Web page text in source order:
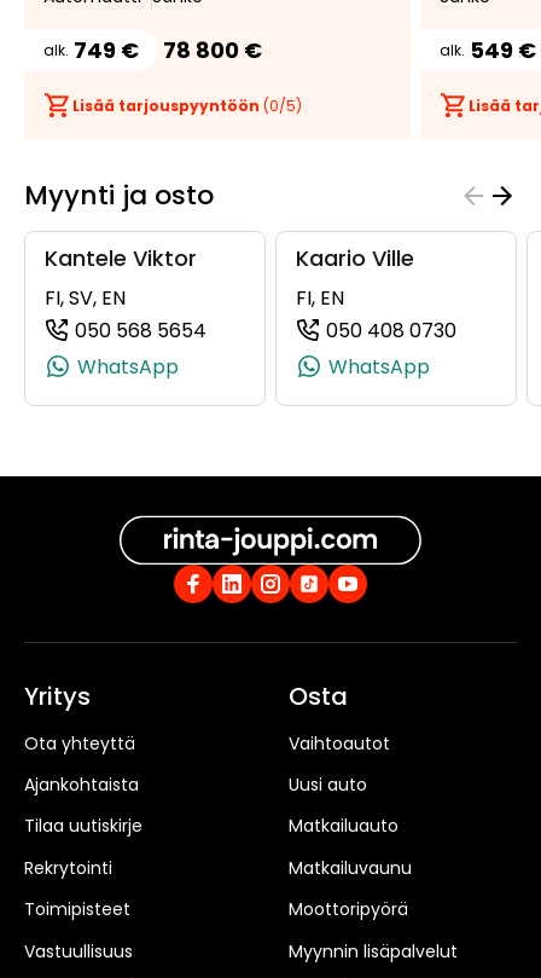
alk. 749 € 78 800 €
Lisää tarjouspyyntöön (0/5)
alk. 549 €
Lisää
Myynti ja osto
Kantele Viktor
FI, SV, EN
050 568 5654
(+358505685654, 0505685654,
WhatsApp
Kaario Ville
FI, EN
050 408 0730
WhatsApp
Yritys
Ota yhteyttä
Ajankohtaista
Tilaa uutiskirje
Rekrytointi
Toimipisteet
Vastuullisuus
Osta
Vaihtoautot
Uusi auto
Matkailuauto
Matkailuvaunu
Moottoripyörä
Myynnin lisäpalvelut